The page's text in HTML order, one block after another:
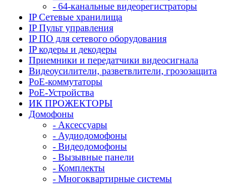
- 64-канальные видеорегистраторы
IP Сетевые хранилища
IP Пульт управления
IP ПО для сетевого оборудования
IP кодеры и декодеры
Приемники и передатчики видеосигнала
Видеоусилители, разветвлители, грозозащита
PoE-коммутаторы
PoE-Устройства
ИК ПРОЖЕКТОРЫ
Домофоны
- Аксессуары
- Аудиодомофоны
- Видеодомофоны
- Вызывные панели
- Комплекты
- Многоквартирные системы